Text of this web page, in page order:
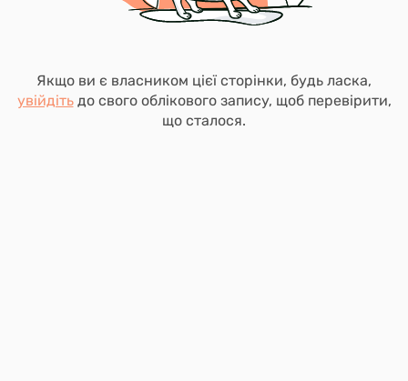
Якщо ви є власником цієї сторінки, будь ласка,
увійдітьдо свого облікового запису, щоб перевірити,
що сталося.